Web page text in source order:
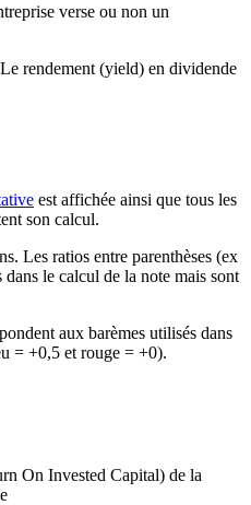
verse ou non un
rendement (yield) en dividende
est affichée ainsi que tous les
son calcul.
Les ratios entre parenthèses (ex
le calcul de la note mais sont
aux barèmes utilisés dans
= +0,5 et rouge = +0).
On Invested Capital) de la